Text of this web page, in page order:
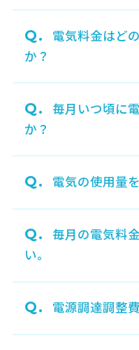
Q.
電気料金はど
か？
Q. 毎月いつ頃に
か？
Q. 電気の使用量
Q. 毎月の電気料
い。
Q. 電源調達調整